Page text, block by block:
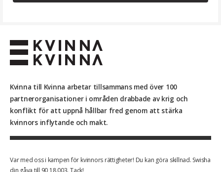
Kvinna till Kvinna arbetar tillsammans med över 100
partnerorganisationer i områden drabbade av krig och
konflikt för att uppnå hållbar fred genom att stärka
kvinnors inflytande och makt.
Var med oss i kampen för kvinnors rättigheter! Du kan göra skillnad. Swisha